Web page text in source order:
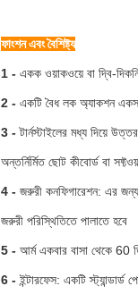
ফাংশন এবং বৈশিষ্ট্য
1 - একক ওয়াকওয়ে বা দ্বি-
2 - একটি বৈধ লক অ্যাকশন
3 - টার্নস্টাইলের মধ্য দিয়ে
অন্তর্নির্মিত ছোট কীবোর্ড বা
4 - জরুরী কনফিগারেশন: এর জন্য
জরুরী পরিস্থিতিতে পালাতে হবে
5 - আর্ম একবার বাসা থেকে 60
6 - ইন্টারফেস: একটি